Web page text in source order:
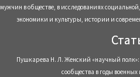
мужчин в обществе, в исследованиях
экономики и культуры, истории и
Пушкарева Н. Л. Женский «научный
сообщества в годы